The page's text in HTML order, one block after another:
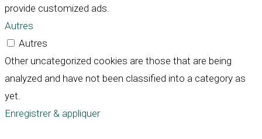
provide customized ads.
Autres
Autres
Other uncategorized cookies are those that are being
analyzed and have not been classified into a category as
yet.
Enregistrer & appliquer